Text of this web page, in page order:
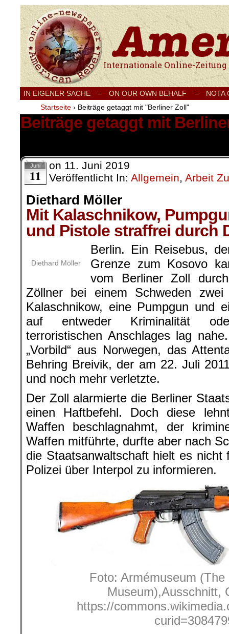
Internationale Onlinezeitung für Frieden,
IN EIGENER SACHE – ON OUR OWN BEHALF –
NOTA
Startseite › Beiträge getaggt mit "Berliner Zoll"
Beiträge getaggt mit
Juni
11
on 11. Juni 2019
Veröffentlicht In: Allgemein, Arbeit
Diethard Möller
Mit Kalaschnikow,
und Pistole straffrei durch
Diethard Möller
Berlin. Ein Reisebus,
Grenze zum Kosovo
vom Berliner Zoll
Zöllner bei einem Schweden
Kalaschnikow, eine Pumpgun und
auf entweder Kriminalität
terroristischen Anschlages lag
„Vorbild“ aus Norwegen, das
Behring Breivik, der am 22. Juli
und noch mehr verletzte.
Der Zoll alarmierte die Berliner
einen Haftbefehl. Doch diese
Waffen beschlagnahmt, der
Waffen mitführte, durfte aber nach
die Staatsanwaltschaft hielt es nicht
Polizei über Interpol zu informieren.
Foto: Armémuseum
Museum),Ausschnitt,
https://